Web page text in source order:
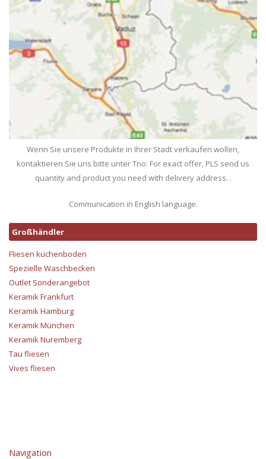
Wenn Sie unsere Produkte in Ihrer Stadt verkaufen wollen,
kontaktieren Sie uns bitte unter Tno: For exact offer, PLS send us
quantity and product you need with delivery address. .
Communication in English language.
Großhändler
Fliesen küchenboden
Spezielle Waschbecken
Outlet Sonderangebot
Keramik Frankfurt
Keramik Hamburg
Keramik München
Keramik Nuremberg
Tau fliesen
Vives fliesen
Navigation